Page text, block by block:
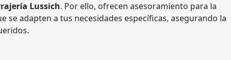
Lussich. Por ello, ofrecen asesoramiento para la
se adapten a tus necesidades específicas, asegurando la